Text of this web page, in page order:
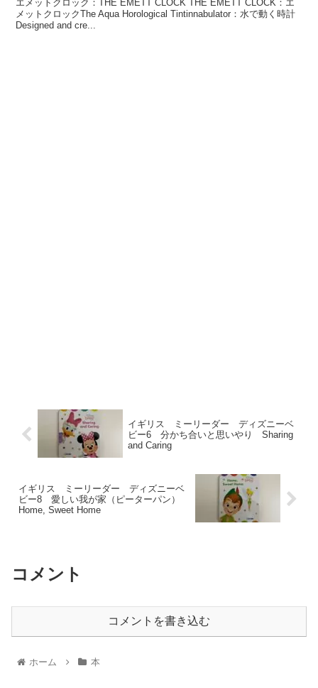
エメットクロック：THE EMETT CLOCK THE EMETT CLOCK：エ
メットクロックThe Aqua Horological Tintinnabulator：水で動く時計
Designed and cre...
イギリス ミーリーダー ディズニーベ
ビー6 分かち合いと思いやり Sharing
and Caring
イギリス ミーリーダー ディズニーベ
ビー8 愛しい我が家（ピーターパン）
Home, Sweet Home
コメント
コメントを書き込む
ホーム 本